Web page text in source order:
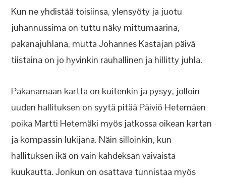
Kun ne yhdistää toisiinsa, ylensyöty ja juotu
juhannussima on tuttu näky mittumaarina,
pakanajuhlana, mutta Johannes Kastajan päivä
tiistaina on jo hyvinkin rauhallinen ja hillitty juhla.
Pakanamaan kartta on kuitenkin ja pysyy, jolloin
uuden hallituksen on syytä pitää Päiviö Hetemäen
poika Martti Hetemäki myös jatkossa oikean kartan
ja kompassin lukijana. Näin silloinkin, kun
hallituksen ikä on vain kahdeksan vaivaista
kuukautta. Jonkun on osattava tunnistaa myös